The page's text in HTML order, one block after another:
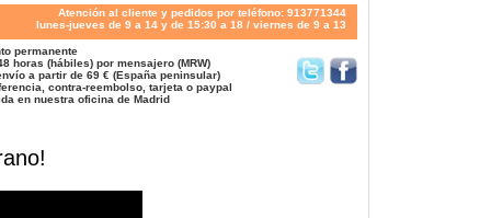
Atención al cliente y pedidos por teléfono: 913771344
lunes-jueves de 9 a 14 y de 15:30 a 18 / viernes de 9 a 13
permanente
horas (hábiles) por mensajero (MRW)
a partir de 69 € (España peninsular)
contra-reembolso, tarjeta o paypal
en nuestra oficina de Madrid